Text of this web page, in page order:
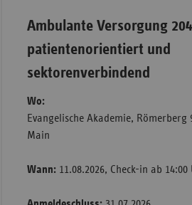
Ambulante Versorgung
patientenorientiert und
sektorenverbindend
Wo:
Evangelische Akademie, Römerberg
Main
Wann:11.08.2026, Check-in ab